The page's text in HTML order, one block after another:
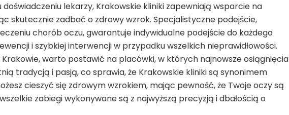
lekarzy, Krakowskie kliniki zapewniają wsparcie na
skutecznie zadbać o zdrowy wzrok. Specjalistyczne podejście,
chorób oczu, gwarantuje indywidualne podejście do każdego
i szybkiej interwencji w przypadku wszelkich nieprawidłowości.
warto postawić na placówki, w których najnowsze osiągnięcia
tradycją i pasją, co sprawia, że Krakowskie kliniki są synonimem
cieszyć się zdrowym wzrokiem, mając pewność, że Twoje oczy są
zabiegi wykonywane są z najwyższą precyzją i dbałością o